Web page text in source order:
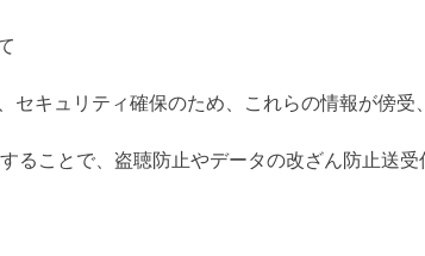
セキュリティ確保のため、これらの情報が傍
ることで、盗聴防止やデータの改ざん防止送